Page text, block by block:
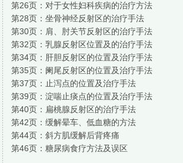
第26页： 对于女性妇科疾病的治疗方法
第28页： 坐骨神经反射区的治疗手法
第30页： 肩、肘关节反射区的治疗手法
第32页： 乳腺反射区位置及的治疗手法
第34页： 肝胆反射区的位置及治疗手法
第35页： 阑尾反射区的位置及治疗手法
第37页： 止泻点的位置及治疗手法
第39页： 淀喘止痰点的位置及治疗手法
第40页： 扁桃腺反射区的治疗手法
第42页： 缓解晕车、低血糖的方法
第44页： 斜方肌缓解后背疼痛
第46页： 糖尿病食疗方法及误区